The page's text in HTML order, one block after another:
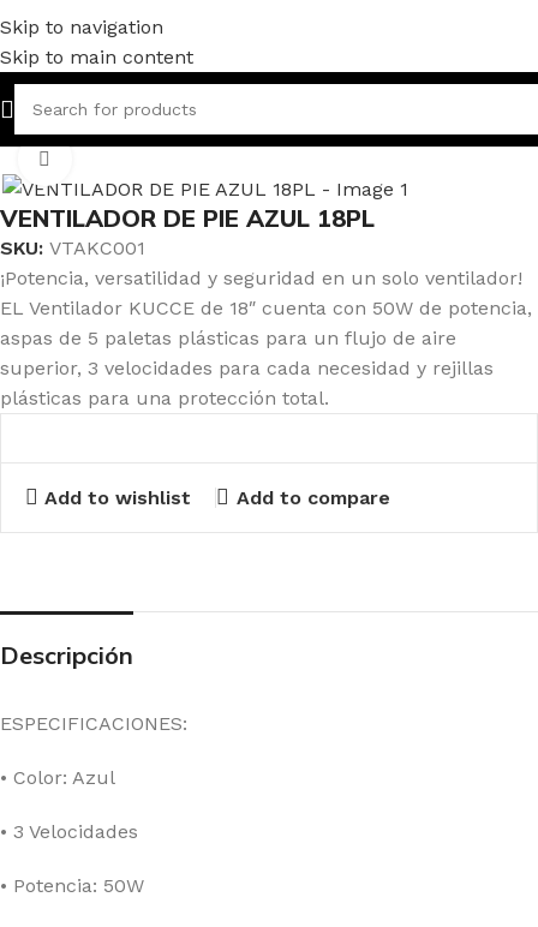
Skip to navigation
Skip to main content
Inicio ESSENZIALE
VENTILADOR DE PIE AZUL 18PL
SKU: VTAKC001
¡Potencia, versatilidad y seguridad en un solo ventilador!
EL Ventilador KUCCE de 18″ cuenta con 50W de potencia,
aspas de 5 paletas plásticas para un flujo de aire
superior, 3 velocidades para cada necesidad y rejillas
plásticas para una protección total.
Add to wishlist Add to compare
Descripción
ESPECIFICACIONES:
• Color: Azul
• 3 Velocidades
• Potencia: 50W